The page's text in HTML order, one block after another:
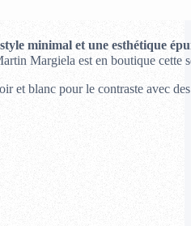
style minimal et une esthétique
Margiela est en boutique cette
et blanc pour le contraste avec